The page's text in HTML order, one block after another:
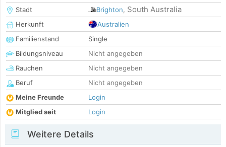
Stadt
Brighton, South Australia
Herkunft
Australien
Familienstand
Single
Bildungsniveau
Nicht angegeben
Rauchen
Nicht angegeben
Beruf
Nicht angegeben
Meine Freunde
Login
Mitglied seit
Login
Weitere Details